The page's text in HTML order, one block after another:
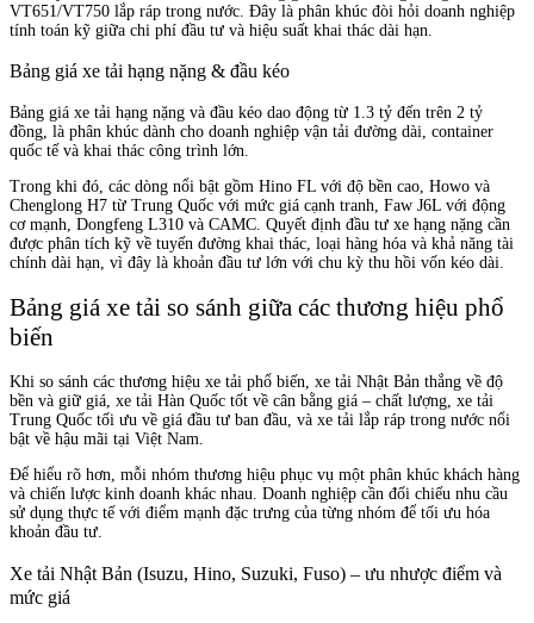
VT651/VT750 lắp ráp trong nước. Đây là phân khúc đòi hỏi doanh nghiệp
tính toán kỹ giữa chi phí đầu tư và hiệu suất khai thác dài hạn.
Bảng giá xe tải hạng nặng & đầu kéo
Bảng giá xe tải hạng nặng và đầu kéo dao động từ 1.3 tỷ đến trên 2 tỷ
đồng, là phân khúc dành cho doanh nghiệp vận tải đường dài, container
quốc tế và khai thác công trình lớn.
Trong khi đó, các dòng nổi bật gồm Hino FL với độ bền cao, Howo và
Chenglong H7 từ Trung Quốc với mức giá cạnh tranh, Faw J6L với động
cơ mạnh, Dongfeng L310 và CAMC. Quyết định đầu tư xe hạng nặng cần
được phân tích kỹ về tuyến đường khai thác, loại hàng hóa và khả năng tài
chính dài hạn, vì đây là khoản đầu tư lớn với chu kỳ thu hồi vốn kéo dài.
Bảng giá xe tải so sánh giữa các thương hiệu phổ
biến
Khi so sánh các thương hiệu xe tải phổ biến, xe tải Nhật Bản thắng về độ
bền và giữ giá, xe tải Hàn Quốc tốt về cân bằng giá – chất lượng, xe tải
Trung Quốc tối ưu về giá đầu tư ban đầu, và xe tải lắp ráp trong nước nổi
bật về hậu mãi tại Việt Nam.
Để hiểu rõ hơn, mỗi nhóm thương hiệu phục vụ một phân khúc khách hàng
và chiến lược kinh doanh khác nhau. Doanh nghiệp cần đối chiếu nhu cầu
sử dụng thực tế với điểm mạnh đặc trưng của từng nhóm để tối ưu hóa
khoản đầu tư.
Xe tải Nhật Bản (Isuzu, Hino, Suzuki, Fuso) – ưu nhược điểm và
mức giá